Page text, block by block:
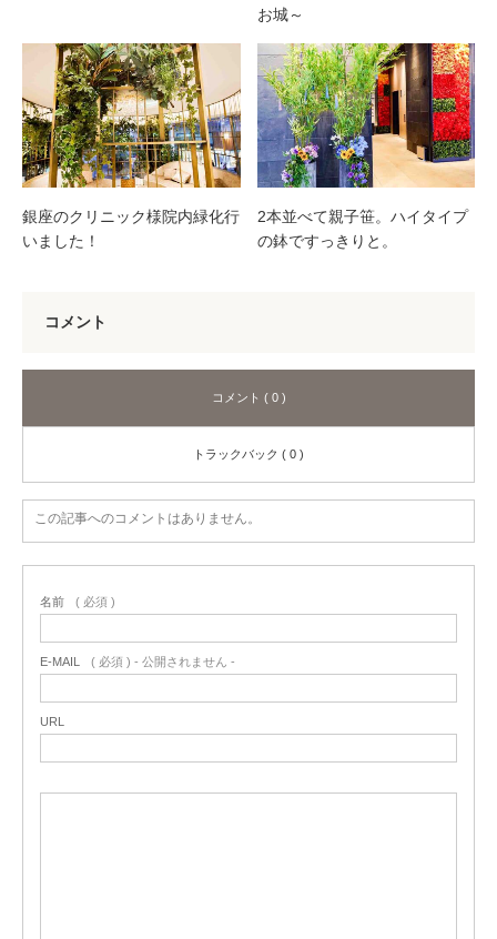
お城～
銀座のクリニック様院内緑化行
いました！
2本並べて親子笹。ハイタイプ
の鉢ですっきりと。
コメント
コメント ( 0 )
トラックバック ( 0 )
この記事へのコメントはありません。
名前 ( 必須 )
E-MAIL ( 必須 ) - 公開されません -
URL